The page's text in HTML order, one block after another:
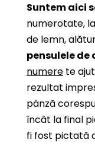
Suntem aici
numerotate,
de lemn,
pensulele de
numere te
rezultat
pânză
încât la final
fi fost pictată